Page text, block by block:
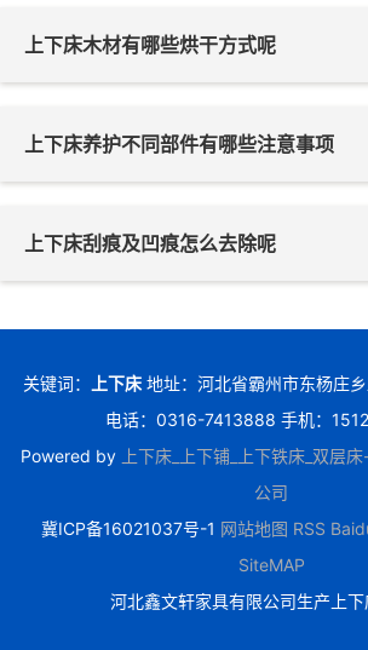
上下床木材有哪些烘干方式呢
上下床养护不同部件有哪些注意事项
上下床刮痕及凹痕怎么去除呢
关键词： 上下床 地址：河北省霸州市东杨庄
电话：0316-7413888 手机：
Powered by 上下床_上下铺_上下铁床_双层
公司
冀ICP备16021037号-1 网站地图 RSS
SiteMAP
河北鑫文轩家具有限公司生产上